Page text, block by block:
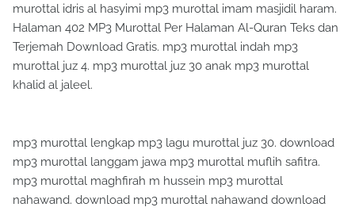
murottal idris al hasyimi mp3 murottal imam masjidil haram.
Halaman 402 MP3 Murottal Per Halaman Al-Quran Teks dan
Terjemah Download Gratis. mp3 murottal indah mp3
murottal juz 4. mp3 murottal juz 30 anak mp3 murottal
khalid al jaleel.
mp3 murottal lengkap mp3 lagu murottal juz 30. download
mp3 murottal langgam jawa mp3 murottal muflih safitra.
mp3 murottal maghfirah m hussein mp3 murottal
nahawand. download mp3 murottal nahawand download